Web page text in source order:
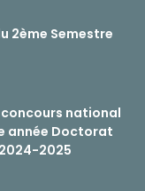
2ème Semestre
national
année Doctorat
2025